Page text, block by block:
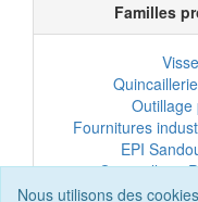
Nous utilisons des
Familles
Outillage
Fournitures
EPI
Quincaillerie
EPI